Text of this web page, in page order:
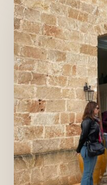
magia
di
Passerella
Mediterranea
presso
la
Masseria
Triticum